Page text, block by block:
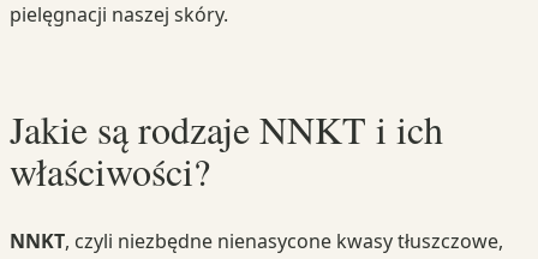
pielęgnacji naszej skóry.
Jakie są rodzaje NNKT i ich
właściwości?
NNKT, czyli niezbędne nienasycone kwasy tłuszczowe,